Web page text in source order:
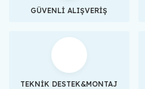
GÜVENLİ ALIŞVERİŞ
TEKNİK DESTEK&MONTAJ